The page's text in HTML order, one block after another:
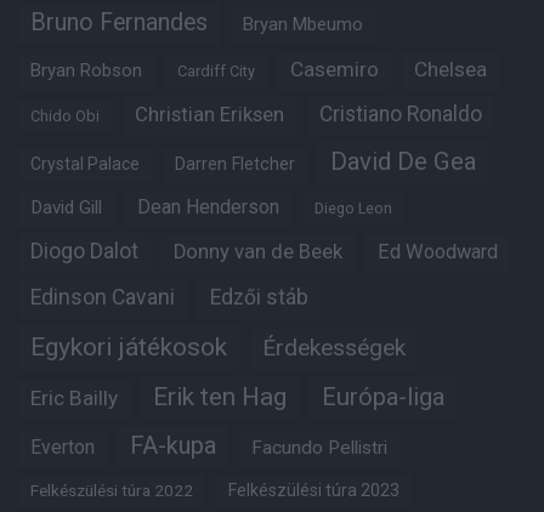
Bruno Fernandes Bryan Mbeumo
Bryan Robson Cardiff City Casemiro Chelsea
Chido Obi Christian Eriksen Cristiano Ronaldo
Crystal Palace Darren Fletcher David De Gea
David Gill Dean Henderson Diego Leon
Diogo Dalot Donny van de Beek Ed Woodward
Edinson Cavani Edzői stáb
Egykori játékosok Érdekességek
Eric Bailly Erik ten Hag Európa-liga
Everton FA-kupa Facundo Pellistri
Felkészülési túra 2022 Felkészülési túra 2023